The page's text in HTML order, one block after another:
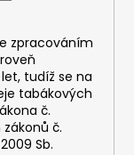
zpracováním
let, tudíž se na
tabákových
č.
č.
Sb.